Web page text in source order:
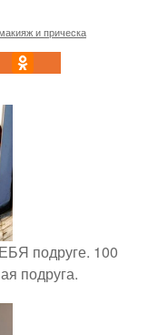
и прическа
подруге. 100
подруга.